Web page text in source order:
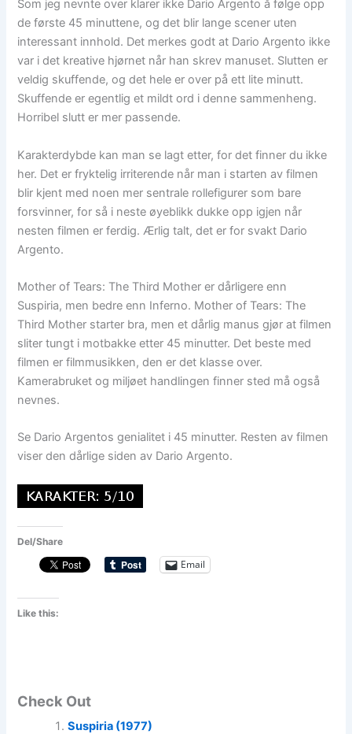
Som jeg nevnte over klarer ikke Dario Argento å følge opp
de første 45 minuttene, og det blir lange scener uten
interessant innhold. Det merkes godt at Dario Argento ikke
var i det kreative hjørnet når han skrev manuset. Slutten er
veldig skuffende, og det hele er over på ett lite minutt.
Skuffende er egentlig et mildt ord i denne sammenheng.
Horribel slutt er mer passende.
Karakterdybde kan man se lagt etter, for det finner du ikke
her. Det er fryktelig irriterende når man i starten av filmen
blir kjent med noen mer sentrale rollefigurer som bare
forsvinner, for så i neste øyeblikk dukke opp igjen når
nesten filmen er ferdig. Ærlig talt, det er for svakt Dario
Argento.
Mother of Tears: The Third Mother er dårligere enn
Suspiria, men bedre enn Inferno. Mother of Tears: The
Third Mother starter bra, men et dårlig manus gjør at filmen
sliter tungt i motbakke etter 45 minutter. Det beste med
filmen er filmmusikken, den er det klasse over.
Kamerabruket og miljøet handlingen finner sted må også
nevnes.
Se Dario Argentos genialitet i 45 minutter. Resten av filmen
viser den dårlige siden av Dario Argento.
Del/Share
Email
Like this:
Check Out
Suspiria (1977)